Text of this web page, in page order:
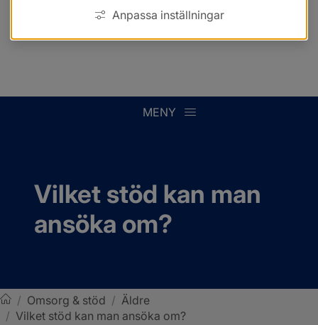
MENY
Vilket stöd kan man
ansöka om?
Sotenäs kommun
/ Omsorg & stöd / Äldre
/ Vilket stöd kan man ansöka om?
Anpassa inställningar